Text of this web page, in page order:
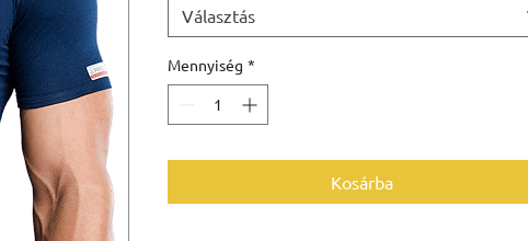
Választás
Mennyiség *
Kosárba